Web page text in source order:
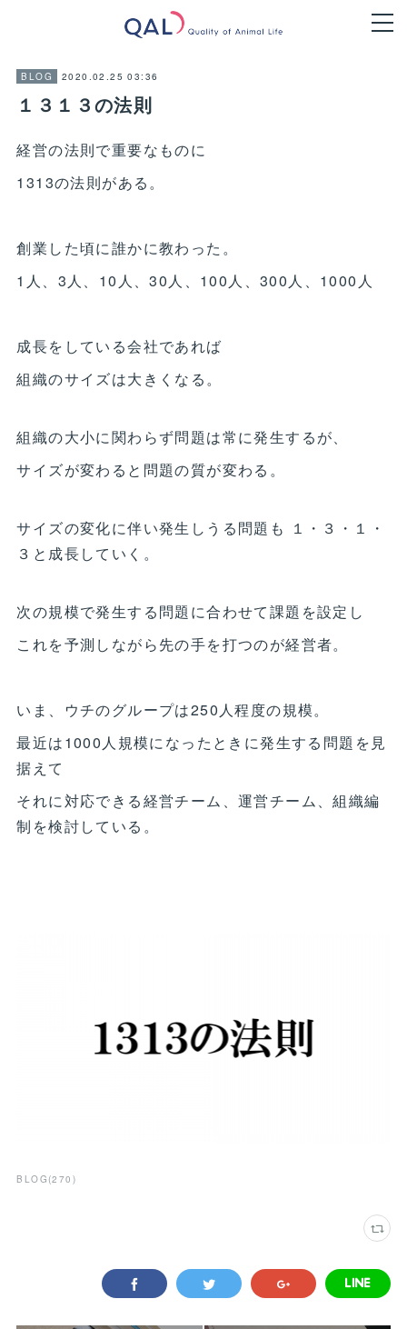
BLOG 2020.02.25 03:36
１３１３の法則
経営の法則で重要なものに
1313の法則がある。
創業した頃に誰かに教わった。
1人、3人、10人、30人、100人、300人、1000人
成長をしている会社であれば
組織のサイズは大きくなる。
組織の大小に関わらず問題は常に発生するが、
サイズが変わると問題の質が変わる。
サイズの変化に伴い発生しうる問題も １・３・１・
３と成長していく。
次の規模で発生する問題に合わせて課題を設定し
これを予測しながら先の手を打つのが経営者。
いま、ウチのグループは250人程度の規模。
最近は1000人規模になったときに発生する問題を見
据えて
それに対応できる経営チーム、運営チーム、組織編
制を検討している。
BLOG (270 )